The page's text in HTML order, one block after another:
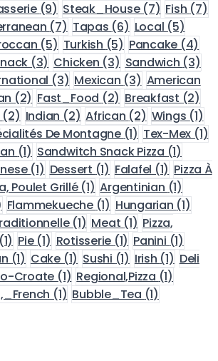
(9) Steak_House (7) Fish (7)
(7) Tapas (6) Local (5)
(5) Turkish (5) Pancake (4)
(3) Chicken (3) Sandwich (3)
(3) Mexican (3) American
(2) Fast_Food (2) Breakfast (2)
(2) Indian (2) African (2) Wings (1)
De Montagne (1) Tex-Mex (1)
(1) Sandwitch Snack Pizza (1)
(1) Dessert (1) Falafel (1) Pizza À
Poulet Grillé (1) Argentinian (1)
Flammekueche (1) Hungarian (1)
(1) Meat (1) Pizza,
(1) Pie (1) Rotisserie (1) Panini (1)
(1) Cake (1) Sushi (1) Irish (1) Deli
Croate (1) Regional,Pizza (1)
(1) Bubble_Tea (1)